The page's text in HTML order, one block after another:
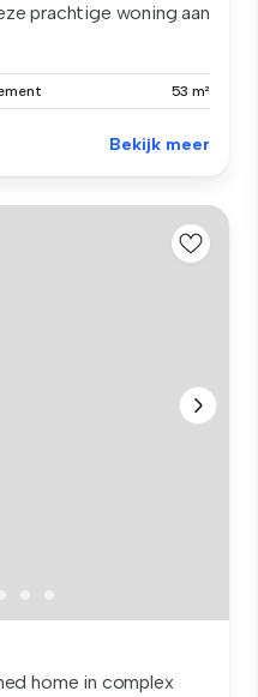
prachtige woning aan
53 m²
Bekijk meer
home in complex